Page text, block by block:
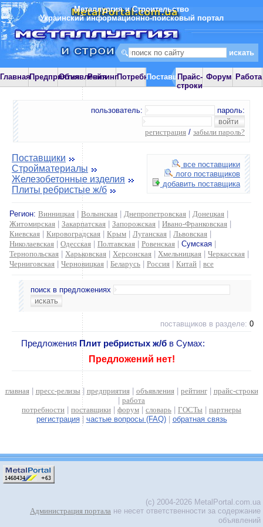
Металлургия и Строительство
Украинский информационно-поисковый портал
ГлавнаяПредприятияОбъявления
РейтингПотребностиПоставщики
Прайс-
строки
Форум Работа
пользователь: пароль:
регистрация / забыли пароль?
все поставщики
лого поставщиков
добавить поставщика
Поставщики
Стройматериалы
Железобетонные изделия
Плиты ребристые ж/б
Регион: Винницкая Волынская Днепропетровская Донецкая
Житомирская
Закарпатская Запорожская Ивано-Франковская
Киевская
Кировоградская Крым Луганская Львовская
Николаевская
Одесская Полтавская Ровенская Сумская
Тернопольская
Харьковская Херсонская Хмельницкая Черкасская
Черниговская
Черновицкая Беларусь Россия Китай все
поиск в предложениях
поставщиков в разделе: 0
Предложения Плит ребристых ж/б в Сумах:
Предложений нет!
главная| пресс-релизы | предприятия| объявления| рейтинг| прайс-строки
работа
потребности
поставщики форум словарь ГОСТы
партнеры
регистрация| частые вопросы (FAQ)| обратная связь
(c) 2004-2026 MetalPortal.com.ua
Администрация портала не несет ответственности за содержание
объявлений